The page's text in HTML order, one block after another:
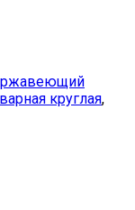
круглая,